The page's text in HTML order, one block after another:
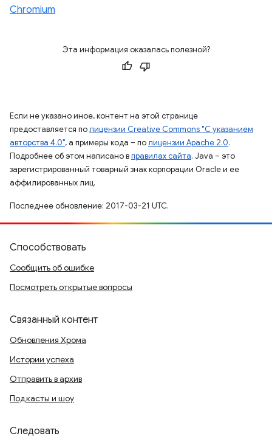
Chromium
Эта информация оказалась полезной?
Если не указано иное, контент на этой странице
предоставляется полицензии Creative Commons "С указанием
авторства 4.0", а примеры кода – полицензии Apache 2.0.
Подробнее об этом написано вправилах сайта. Java – это
зарегистрированный товарный знак корпорации Oracle и ее
аффилированных лиц.
Последнее обновление: 2017-03-21 UTC.
Способствовать
Сообщить об ошибке
Посмотреть открытые вопросы
Связанный контент
Обновления Хрома
Истории успеха
Отправить в архив
Подкасты и шоу
Следовать